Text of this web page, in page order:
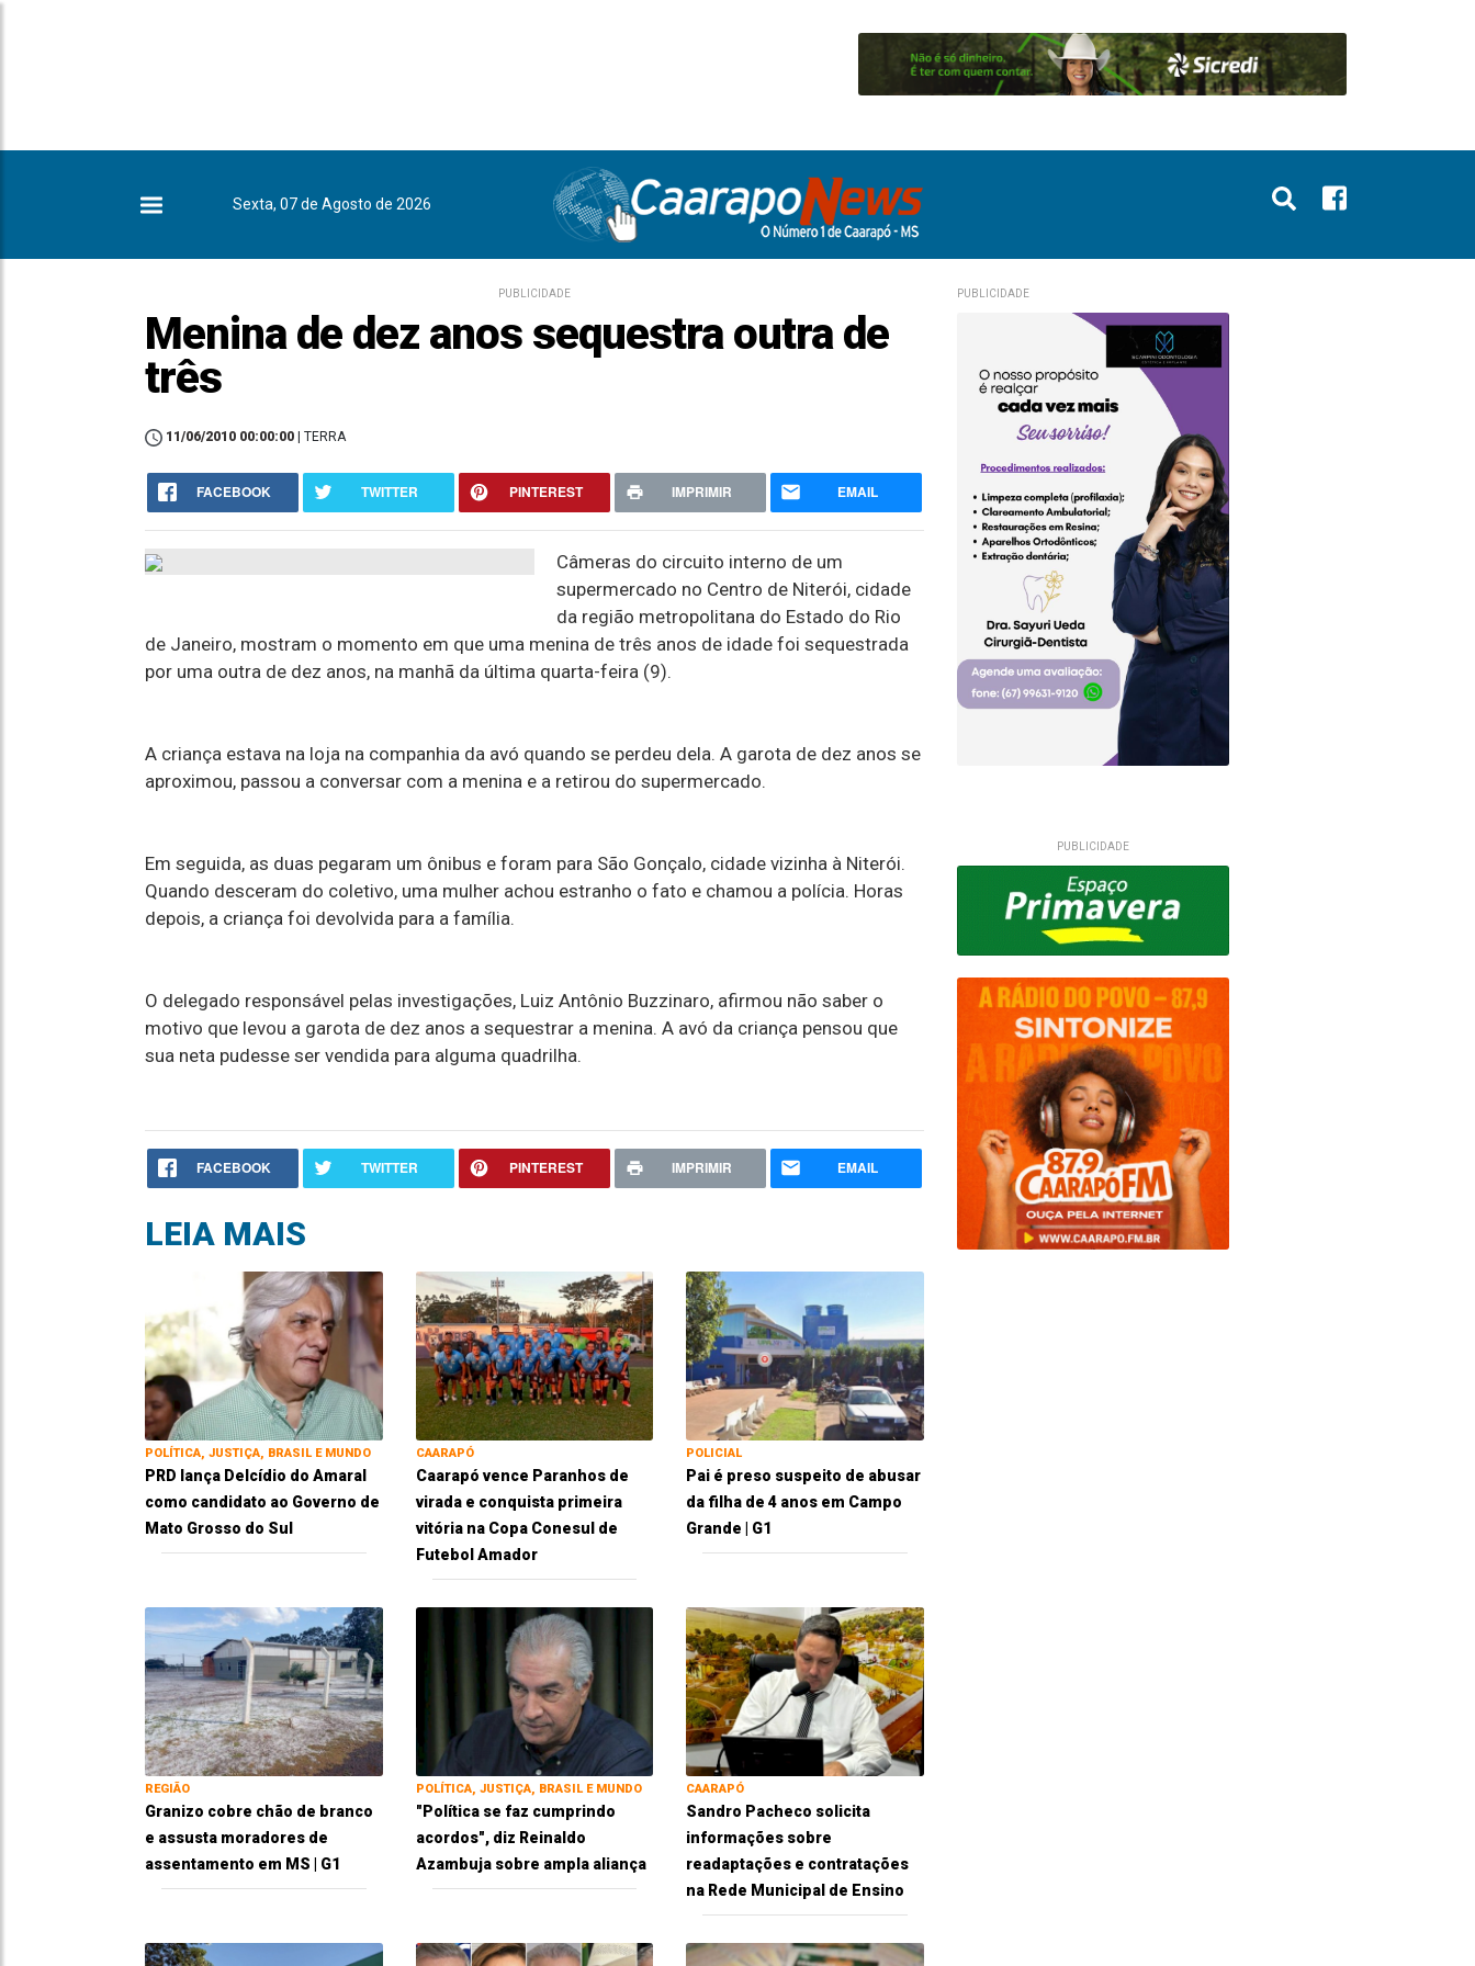
Sexta, 07 de Agosto de 2026
PUBLICIDADE
Menina de dez anos sequestra outra de
três
11/06/2010 00:00:00 | TERRA
FACEBOOK TWITTER PINTEREST IMPRIMIR EMAIL
Câmeras do circuito interno de um
supermercado no Centro de Niterói, cidade
da região metropolitana do Estado do Rio
de Janeiro, mostram o momento em que uma menina de três anos de idade foi sequestrada
por uma outra de dez anos, na manhã da última quarta-feira (9).
A criança estava na loja na companhia da avó quando se perdeu dela. A garota de dez anos se
aproximou, passou a conversar com a menina e a retirou do supermercado.
Em seguida, as duas pegaram um ônibus e foram para São Gonçalo, cidade vizinha à Niterói.
Quando desceram do coletivo, uma mulher achou estranho o fato e chamou a polícia. Horas
depois, a criança foi devolvida para a família.
O delegado responsável pelas investigações, Luiz Antônio Buzzinaro, afirmou não saber o
motivo que levou a garota de dez anos a sequestrar a menina. A avó da criança pensou que
sua neta pudesse ser vendida para alguma quadrilha.
FACEBOOK TWITTER PINTEREST IMPRIMIR EMAIL
LEIA MAIS
POLÍTICA, JUSTIÇA, BRASIL E MUNDO
PRD lança Delcídio do Amaral
como candidato ao Governo de
Mato Grosso do Sul
CAARAPÓ
Caarapó vence Paranhos de
virada e conquista primeira
vitória na Copa Conesul de
Futebol Amador
POLICIAL
Pai é preso suspeito de abusar
da filha de 4 anos em Campo
Grande | G1
REGIÃO
Granizo cobre chão de branco
e assusta moradores de
assentamento em MS | G1
POLÍTICA, JUSTIÇA, BRASIL E MUNDO
"Política se faz cumprindo
acordos", diz Reinaldo
Azambuja sobre ampla aliança
CAARAPÓ
Sandro Pacheco solicita
informações sobre
readaptações e contratações
na Rede Municipal de Ensino
PUBLICIDADE
PUBLICIDADE